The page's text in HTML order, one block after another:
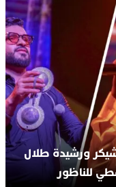
ورشيدة طلال
للناظور